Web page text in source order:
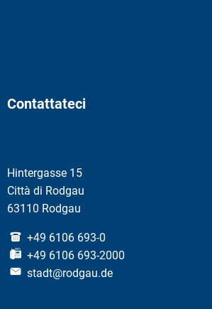
Contattateci
Hintergasse 15
Città di Rodgau
63110 Rodgau
+49 6106 693-0
+49 6106 693-2000
stadt@rodgau.de